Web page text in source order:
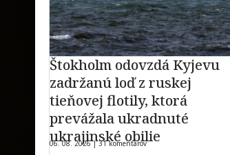
Štokholm odovzdá Kyjevu
zadržanú loď z ruskej
tieňovej flotily, ktorá
prevážala ukradnuté
ukrajinské obilie
06. 08. 2026 |31 komentárov